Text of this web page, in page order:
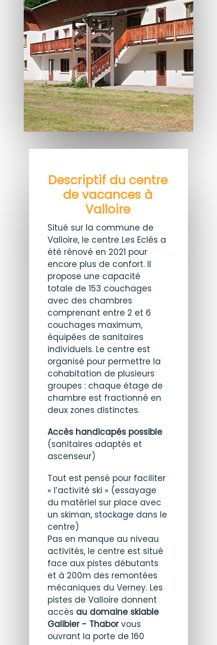
Descriptif du centre
de vacances à
Valloire
Situé sur la commune de
Valloire, le centre Les Eclés a
été rénové en 2021 pour
encore plus de confort. Il
propose une capacité
totale de 153 couchages
avec des chambres
comprenant entre 2 et 6
couchages maximum,
équipées de sanitaires
individuels. Le centre est
organisé pour permettre la
cohabitation de plusieurs
groupes : chaque étage de
chambre est fractionné en
deux zones distinctes.
Accès handicapés possible
(sanitaires adaptés et
ascenseur)
Tout est pensé pour faciliter
« l’activité ski » (essayage
du matériel sur place avec
un skiman, stockage dans le
centre)
Pas en manque au niveau
activités, le centre est situé
face aux pistes débutants
et à 200m des remontées
mécaniques du Verney. Les
pistes de Valloire donnent
accès au domaine skiable
Galibier - Thaborvous
ouvrant la porte de 160